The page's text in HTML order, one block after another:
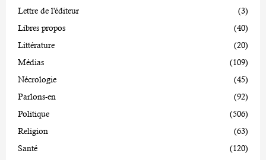
Lettre de l'éditeur
(3)
Libres propos
(40)
Littérature
(20)
Médias
(109)
Nécrologie
(45)
Parlons-en
(92)
Politique
(506)
Religion
(63)
Santé
(120)